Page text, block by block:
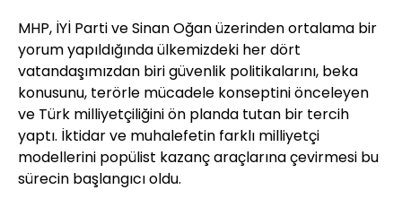
MHP, İYİ Parti ve Sinan Oğan üzerinden ortalama bir
yorum yapıldığında ülkemizdeki her dört
vatandaşımızdan biri güvenlik politikalarını, beka
konusunu, terörle mücadele konseptini önceleyen
ve Türk milliyetçiliğini ön planda tutan bir tercih
yaptı. İktidar ve muhalefetin farklı milliyetçi
modellerini popülist kazanç araçlarına çevirmesi bu
sürecin başlangıcı oldu.